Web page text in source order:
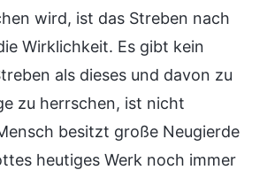
wird, ist das Streben nach
Wirklichkeit. Es gibt kein
als dieses und davon zu
zu herrschen, ist nicht
besitzt große Neugierde
heutiges Werk noch immer